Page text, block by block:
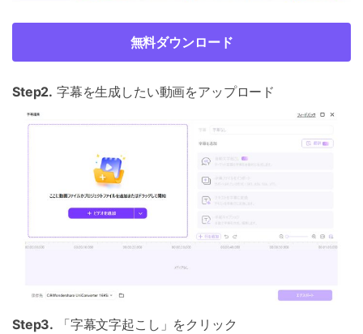
無料ダウンロード
Step2. 字幕を生成したい動画をアップロード
Step3. 「字幕文字起こし」をクリック